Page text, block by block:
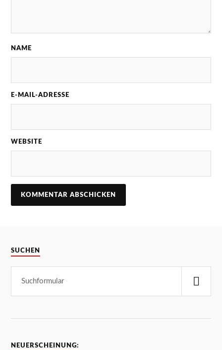
NAME
E-MAIL-ADRESSE
WEBSITE
SUCHEN
NEUERSCHEINUNG: